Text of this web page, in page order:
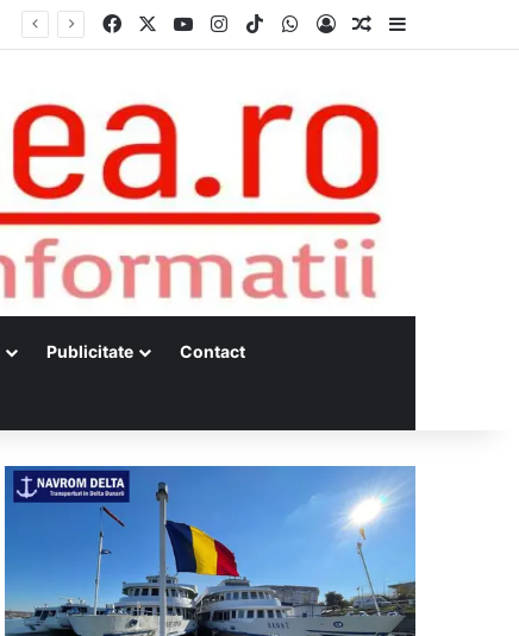
Facebook YouTubeInstagram
TikTokWhatsApp
Log InRandom Article
Publicitate Contact